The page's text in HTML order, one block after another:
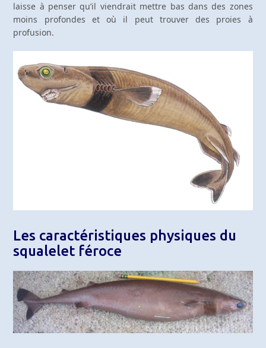
laisse à penser qu’il viendrait mettre bas dans des zones
moins profondes et où il peut trouver des proies à
profusion.
Les caractéristiques physiques du
squalelet féroce